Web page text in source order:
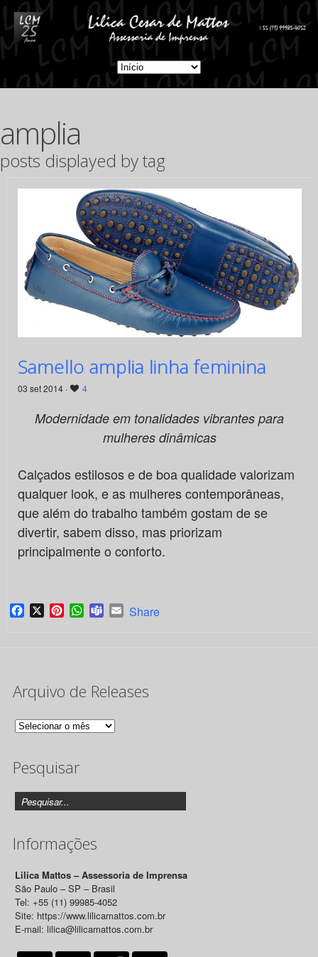
amplia
posts displayed by tag
Samello amplia linha feminina
03 set 2014 · 4
Modernidade em tonalidades vibrantes para
mulheres dinâmicas
Calçados estilosos e de boa qualidade valorizam
qualquer look, e as mulheres contemporâneas,
que além do trabalho também gostam de se
divertir, sabem disso, mas priorizam
principalmente o conforto.
Facebook
X PinterestWhatsApp
TeamsEmail
Share
Arquivo de Releases
Arquivo
Releases
Pesquisar
Informações
Lilica Mattos – Assessoria de Imprensa
São Paulo – SP – Brasil
Tel: +55 (11) 99985-4052
Site: https://www.lilicamattos.com.br
E-mail: lilica@lilicamattos.com.br